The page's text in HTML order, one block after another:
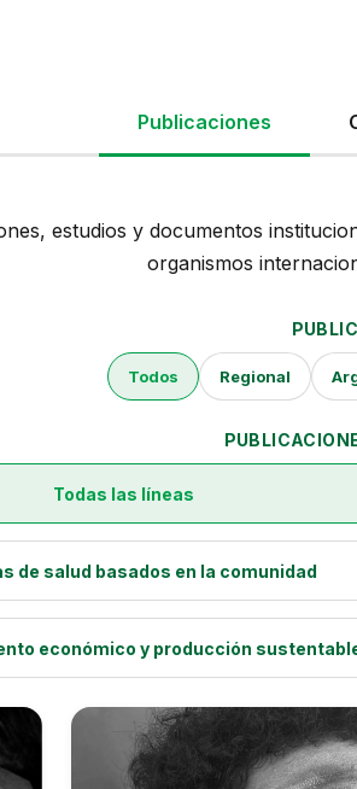
Publicaciones
estudios y documentos
organismos
Todos Regional
Todas las líneas
de salud basados en la comunidad
económico y producción